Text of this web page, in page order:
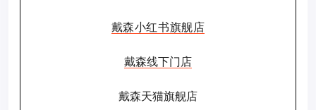
戴森小红书旗舰店
戴森线下门店
戴森天猫旗舰店